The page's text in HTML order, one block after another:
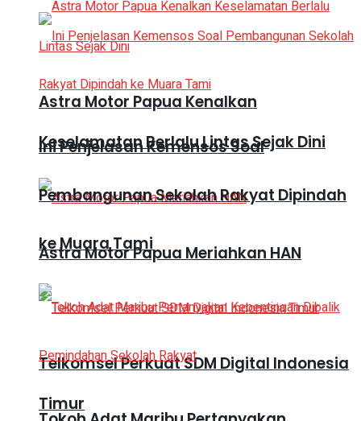
Astra Motor Papua Kenalkan
Keselamatan Berlalu Lintas Sejak Dini
Astra Motor Papua Meriahkan HAN
Telkomsel Perkuat SDM Digital Indonesia
Timur
Ini Penjelasan Kemensos Soal
Pembangunan Sekolah Rakyat Dipindah
ke Muara Tami